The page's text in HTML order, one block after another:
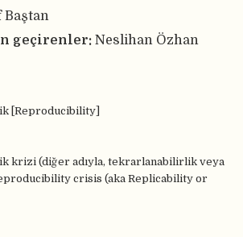
Baştan
geçirenler: Neslihan Özhan
[Reproducibility]
krizi (diğer adıyla, tekrarlanabilirlik veya
crisis (aka Replicability or